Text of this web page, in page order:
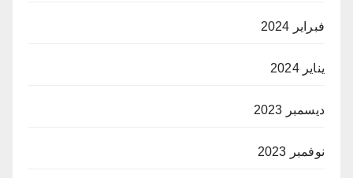
فبراير 2024
يناير 2024
ديسمبر 2023
نوفمبر 2023